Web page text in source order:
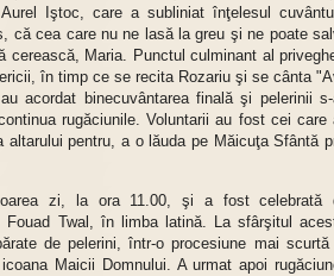
Iştoc, care a subliniat înţelesul
că cea care nu ne lasă la greu şi ne poate
Maria. Punctul culminant al
în timp ce se recita Rozariu şi se cânta
acordat binecuvântarea finală şi pelerinii
rugăciunile. Voluntarii au fost cei care
pentru, a o lăuda pe Măicuţa Sfântă
zi, la ora 11.00, şi a fost celebrată
Fouad Twal, în limba latină. La sfârşitul
de pelerini, într-o procesiune mai
Maicii Domnului. A urmat apoi